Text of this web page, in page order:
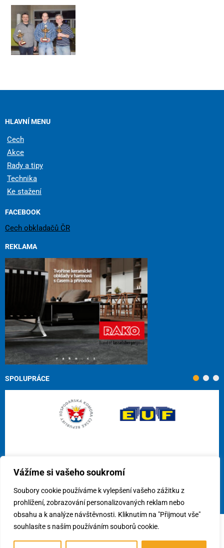
Vážíme si vašeho soukromí
Soubory cookie používáme k vylepšení vašeho zážitku z
prohlížení, zobrazování personalizovaných reklam nebo
obsahu a k analýze návštěvnosti. Kliknutím na "Přijmout vše"
souhlasíte s naším používáním souborů cookie.
HLAVNÍ MENU
Cech
Akce
Rady a tipy
Technika
Ke stažení
FACEBOOK
Cech obkladačů ČR
REKLAMA
SPOLUPRÁCE
© 2026Cech obkladačů ČR, z.s./Využití cookies/Předvolby